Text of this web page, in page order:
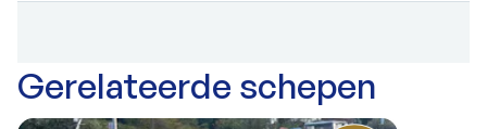
Gerelateerde schepen